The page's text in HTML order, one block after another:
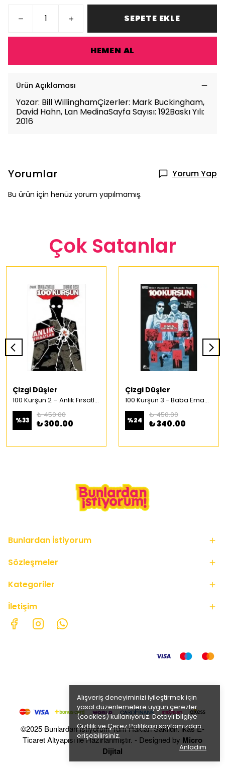
Alışveriş deneyiminizi iyileştirmek için
yasal düzenlemelere uygun çerezler
(cookies) kullanıyoruz. Detaylı bilgiye
Gizlilik ve Çerez Politikasısayfamızdan
erişebilirsiniz.
Anladım
SEPETE EKLE
HEMEN AL
Ürün Açıklaması
Yazar: Bill WillinghamÇizerler: Mark Buckingham,
David Hahn, Lan MedinaSayfa Sayısı: 192Baskı Yılı:
2016
Yorumlar Yorum Yap
Bu ürün için henüz yorum yapılmamış.
Çok Satanlar
Çizgi Düşler
100 Kurşun 2 – Anlık Fırsatlar Türkçe Çizgi Roman
%33
₺ 450.00
₺ 300.00
Çizgi Düşler
100 Kurşun 3 - Baba Emaneti Türkçe Çizgi Roman
%24
₺ 450.00
₺ 340.00
Bunlardan İstiyorum
Sözleşmeler
Kategoriler
İletişim
©2025 Bunlardan İstiyorum Tüm Hakları Saklıdır. ikas E-
Ticaret Altyapısı ile Hazırlanmıştır. - Designed by Micro
Dijital